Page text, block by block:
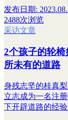
发布日期:
2488次浏览
采访文章
2个孩子的轮
所未有的道路
身残志坚的桂真
立志成为一名注
下开辟道路的经